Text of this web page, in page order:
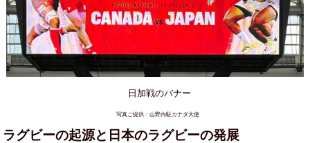
日加戦のバナー
写真ご提供：山野内駐カナダ大使
ラグビーの起源と日本のラグビーの発展